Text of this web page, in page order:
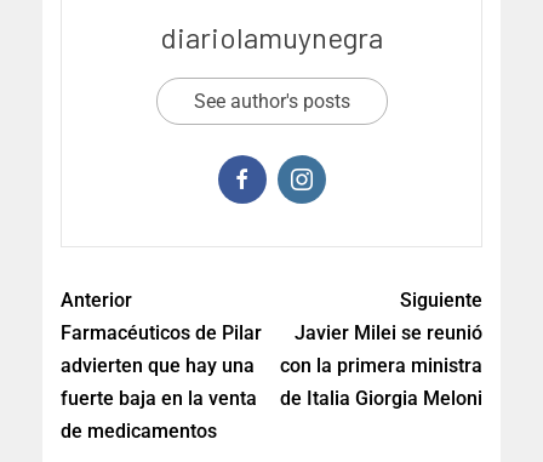
diariolamuynegra
See author's posts
Anterior
Farmacéuticos de Pilar
advierten que hay una
fuerte baja en la venta
de medicamentos
Siguiente
Javier Milei se reunió
con la primera ministra
de Italia Giorgia Meloni